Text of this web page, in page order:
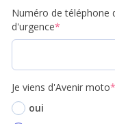
Numéro de téléphone
d'urgence*
Je viens d'Avenir moto*
oui